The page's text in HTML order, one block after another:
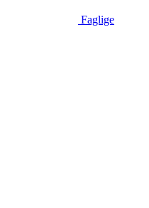
Faglige